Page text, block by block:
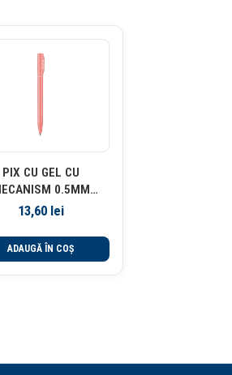
PIX CU GEL CU
0.5MM
NUSIGN CORP
13,60 lei
ADAUGĂ ÎN COȘ